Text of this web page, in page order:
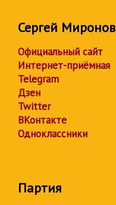
Сергей Миронов
Официальный сайт
Интернет-приёмная
Telegram
Дзен
Twitter
ВКонтакте
Одноклассники
Партия